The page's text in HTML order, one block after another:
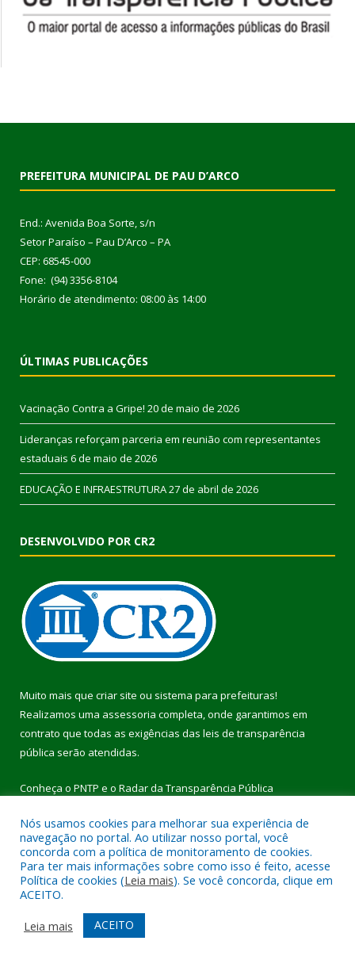
PREFEITURA MUNICIPAL DE PAU D’ARCO
End.: Avenida Boa Sorte, s/n
Setor Paraíso – Pau D’Arco – PA
CEP: 68545-000
Fone: (94) 3356-8104
Horário de atendimento: 08:00 às 14:00
ÚLTIMAS PUBLICAÇÕES
Vacinação Contra a Gripe! 20 de maio de 2026
Lideranças reforçam parceria em reunião com representantes
estaduais 6 de maio de 2026
EDUCAÇÃO E INFRAESTRUTURA27 de abril de 2026
DESENVOLVIDO POR CR2
Muito mais que criar site ou sistema para prefeituras!
Realizamos uma assessoria completa, onde garantimos em
contrato que todas as exigências das leis de transparência
pública serão atendidas.
Conheça o PNTP e o Radar da Transparência Pública
Todos os direitos reservados a Prefeitura Municipal de Pau
D’Arco.
Mapa do Site
Acessar Área Administrativa
Acessar Webmail
Nós usamos cookies para melhorar sua experiência de
navegação no portal. Ao utilizar nosso portal, você
concorda com a política de monitoramento de cookies.
Para ter mais informações sobre como isso é feito, acesse
Política de cookies (Leia mais). Se você concorda, clique em
ACEITO.
Leia mais
ACEITO